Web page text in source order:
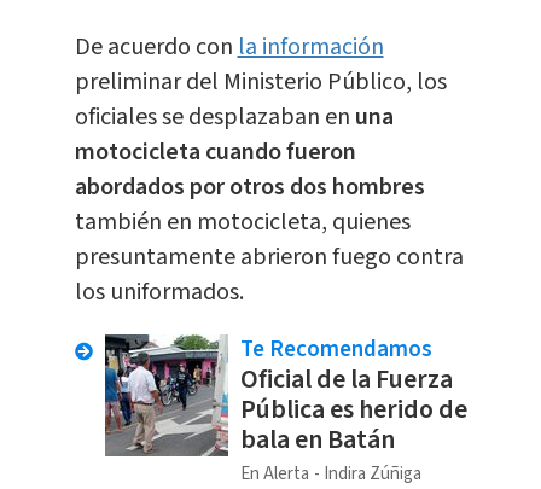
De acuerdo conla información
preliminar del Ministerio Público, los
oficiales se desplazaban en una
motocicleta cuando fueron
abordados por otros dos hombres
también en motocicleta, quienes
presuntamente abrieron fuego contra
los uniformados.
Te Recomendamos
Oficial de la Fuerza
Pública es herido de
bala en Batán
En Alerta Indira Zúñiga